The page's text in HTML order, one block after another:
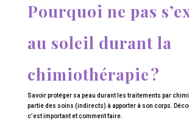
Pourquoi ne pas
au soleil durant la
chimiothérapie ?
Savoir protéger sa peau durant les traitements par
partie des soins (indirects) à apporter à son corps.
c’est important et comment faire.